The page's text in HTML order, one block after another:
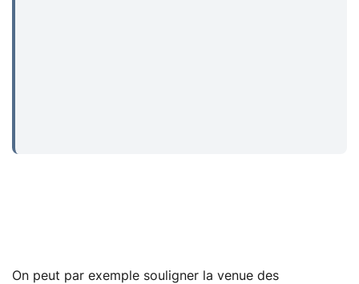
On peut par exemple souligner la venue des